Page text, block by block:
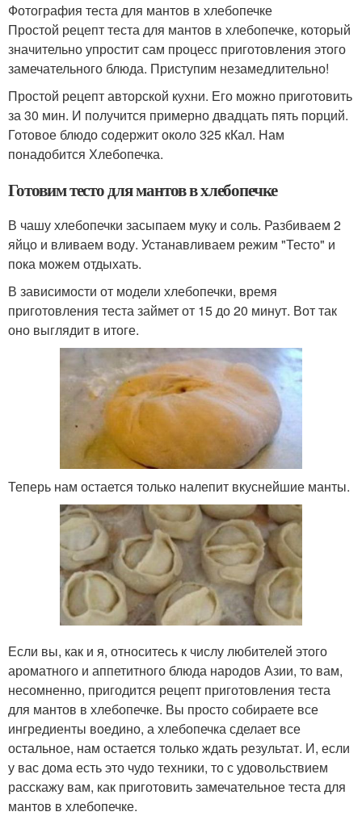
Фотография теста для мантов в хлебопечке
Простой рецепт теста для мантов в хлебопечке, который
значительно упростит сам процесс приготовления этого
замечательного блюда. Приступим незамедлительно!
Простой рецепт авторской кухни. Его можно приготовить
за 30 мин. И получится примерно двадцать пять порций.
Готовое блюдо содержит около 325 кКал. Нам
понадобится Хлебопечка.
Готовим тесто для мантов в хлебопечке
В чашу хлебопечки засыпаем муку и соль. Разбиваем 2
яйцо и вливаем воду. Устанавливаем режим "Тесто" и
пока можем отдыхать.
В зависимости от модели хлебопечки, время
приготовления теста займет от 15 до 20 минут. Вот так
оно выглядит в итоге.
Теперь нам остается только налепит вкуснейшие манты.
Если вы, как и я, относитесь к числу любителей этого
ароматного и аппетитного блюда народов Азии, то вам,
несомненно, пригодится рецепт приготовления теста
для мантов в хлебопечке. Вы просто собираете все
ингредиенты воедино, а хлебопечка сделает все
остальное, нам остается только ждать результат. И, если
у вас дома есть это чудо техники, то с удовольствием
расскажу вам, как приготовить замечательное теста для
мантов в хлебопечке.